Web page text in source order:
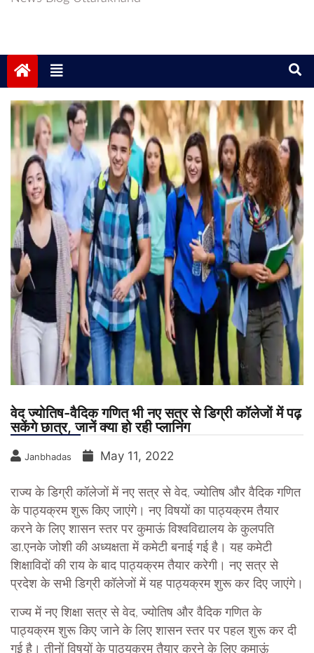
वेद ज्योतिष-वैदिक गणित भी नए सत्र से डिग्री कॉलेजों में पढ़
सकेंगे छात्र, जानें क्या हो रही प्लानिंग
Janbhadas May 11, 2022
राज्य के डिग्री कॉलेजों में नए सत्र से वेद, ज्योतिष और वैदिक गणित
के पाठ्यक्रम शुरू किए जाएंगे। नए विषयों का पाठ्यक्रम तैयार
करने के लिए शासन स्तर पर कुमाऊं विश्वविद्यालय के कुलपति
डा.एनके जोशी की अध्यक्षता में कमेटी बनाई गई है। यह कमेटी
शिक्षाविदों की राय के बाद पाठ्यक्रम तैयार करेगी। नए सत्र से
प्रदेश के सभी डिग्री कॉलेजों में यह पाठ्यक्रम शुरू कर दिए जाएंगे।
राज्य में नए शिक्षा सत्र से वेद, ज्योतिष और वैदिक गणित के
पाठ्यक्रम शुरू किए जाने के लिए शासन स्तर पर पहल शुरू कर दी
गई है। तीनों विषयों के पाठ्यक्रम तैयार करने के लिए कुमाऊं